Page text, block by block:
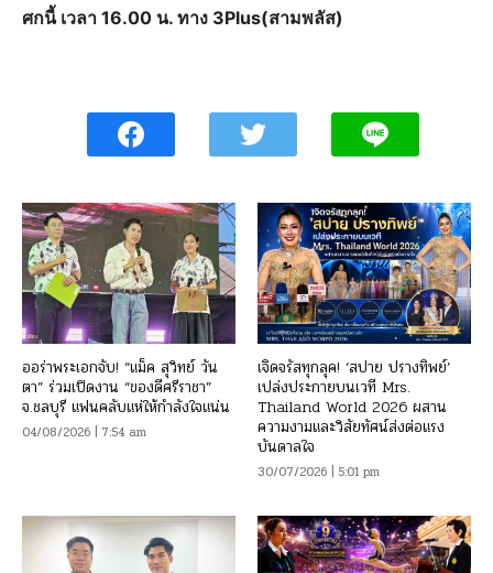
ศกนี้ เวลา 16.00 น. ทาง 3Plus(สามพลัส)
ออร่าพระเอกจับ! “แม็ค สุวิทย์ วัน
ตา” ร่วมเปิดงาน “ของดีศรีราชา”
จ.ชลบุรี แฟนคลับแห่ให้กำลังใจแน่น
04/08/2026 | 7:54 am
เจิดจรัสทุกลุค! ‘สปาย ปรางทิพย์’
เปล่งประกายบนเวที Mrs.
Thailand World 2026 ผสาน
ความงามและวิสัยทัศน์ส่งต่อแรง
บันดาลใจ
30/07/2026 | 5:01 pm